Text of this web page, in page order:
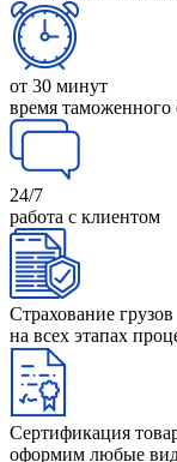
от 30 минут
время
24/7
работа с клиентом
Страхование грузов
на всех этапах
Сертификация
оформим любые